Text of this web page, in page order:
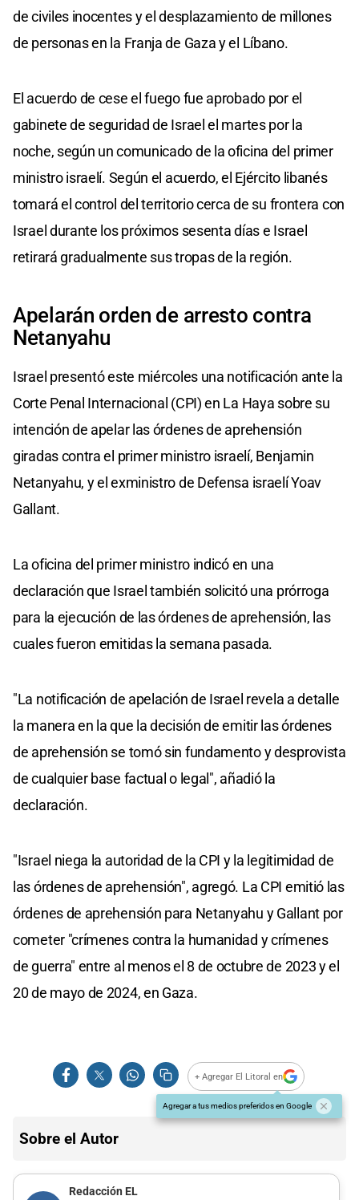
de civiles inocentes y el desplazamiento de millones
de personas en la Franja de Gaza y el Líbano.
El acuerdo de cese el fuego fue aprobado por el
gabinete de seguridad de Israel el martes por la
noche, según un comunicado de la oficina del primer
ministro israelí. Según el acuerdo, el Ejército libanés
tomará el control del territorio cerca de su frontera con
Israel durante los próximos sesenta días e Israel
retirará gradualmente sus tropas de la región.
Apelarán orden de arresto contra
Netanyahu
Israel presentó este miércoles una notificación ante la
Corte Penal Internacional (CPI) en La Haya sobre su
intención de apelar las órdenes de aprehensión
giradas contra el primer ministro israelí, Benjamin
Netanyahu, y el exministro de Defensa israelí Yoav
Gallant.
La oficina del primer ministro indicó en una
declaración que Israel también solicitó una prórroga
para la ejecución de las órdenes de aprehensión, las
cuales fueron emitidas la semana pasada.
"La notificación de apelación de Israel revela a detalle
la manera en la que la decisión de emitir las órdenes
de aprehensión se tomó sin fundamento y desprovista
de cualquier base factual o legal", añadió la
declaración.
"Israel niega la autoridad de la CPI y la legitimidad de
las órdenes de aprehensión", agregó. La CPI emitió las
órdenes de aprehensión para Netanyahu y Gallant por
cometer "crímenes contra la humanidad y crímenes
de guerra" entre al menos el 8 de octubre de 2023 y el
20 de mayo de 2024, en Gaza.
+ Agregar El Litoral en
Agregar a tus medios preferidos en Google
Sobre el Autor
Redacción EL